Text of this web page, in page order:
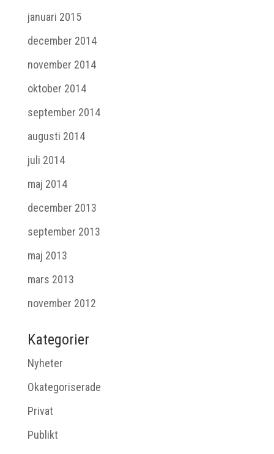
januari 2015
december 2014
november 2014
oktober 2014
september 2014
augusti 2014
juli 2014
maj 2014
december 2013
september 2013
maj 2013
mars 2013
november 2012
Kategorier
Nyheter
Okategoriserade
Privat
Publikt